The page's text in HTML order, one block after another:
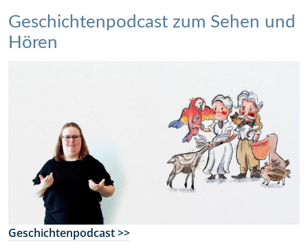
Geschichtenpodcast zum Sehen und
Hören
Geschichtenpodcast >>